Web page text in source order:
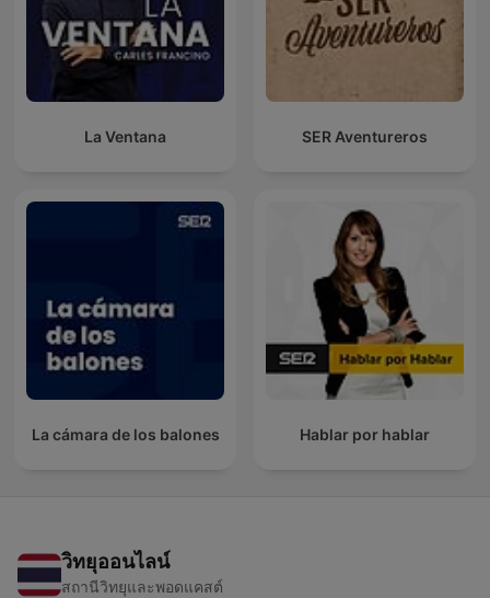
La Ventana SER Aventureros
La cámara de los balones Hablar por hablar
วิทยุออนไลน์
สถานีวิทยุและพอดแคสต์